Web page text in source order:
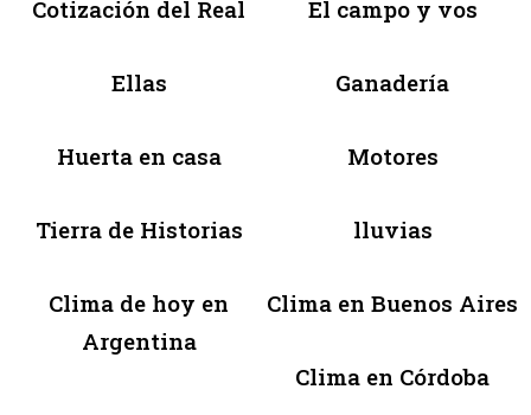
Cotización del Real El campo y vos
Ellas Ganadería
Huerta en casa Motores
Tierra de Historias lluvias
Clima de hoy en
Argentina
Clima en Buenos Aires
Clima en Córdoba